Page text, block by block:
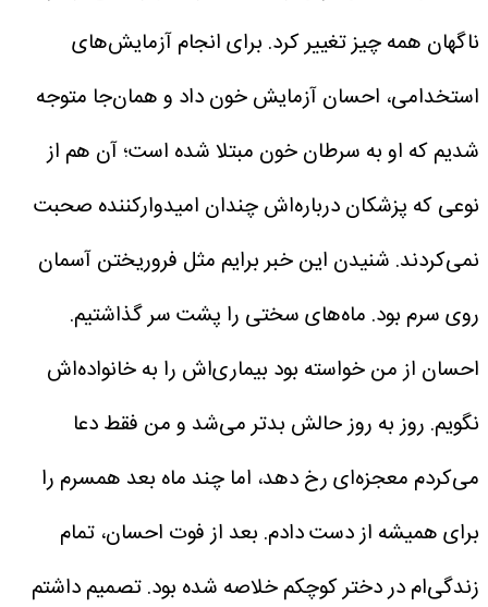
ناگهان همه چیز تغییر کرد. برای انجام آزمایش‌های
استخدامی، احسان آزمایش خون داد و همان‌جا متوجه
شدیم که او به سرطان خون مبتلا شده است؛ آن هم از
نوعی که پزشکان درباره‌اش چندان امیدوارکننده صحبت
نمی‌کردند. شنیدن این خبر برایم مثل فروریختن آسمان
روی سرم بود. ماه‌های سختی را پشت سر گذاشتیم.
احسان از من خواسته بود بیماری‌اش را به خانواده‌اش
نگویم. روز به روز حالش بدتر می‌شد و من فقط دعا
می‌کردم معجزه‌ای رخ دهد، اما چند ماه بعد همسرم را
برای همیشه از دست دادم. بعد از فوت احسان، تمام
زندگی‌ام در دختر کوچکم خلاصه شده بود. تصمیم داشتم